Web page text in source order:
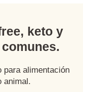
keto y
para alimentación
animal.